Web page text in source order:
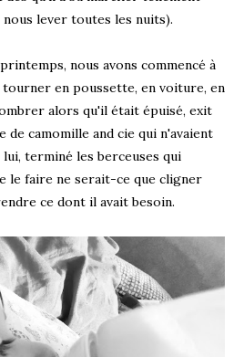
lever toutes les nuits).
nous avons commencé à
en poussette, en voiture, en
alors qu'il était épuisé, exit
de camomille and cie qui n'avaient
terminé les berceuses qui
le faire ne serait-ce que cligner
ce dont il avait besoin.